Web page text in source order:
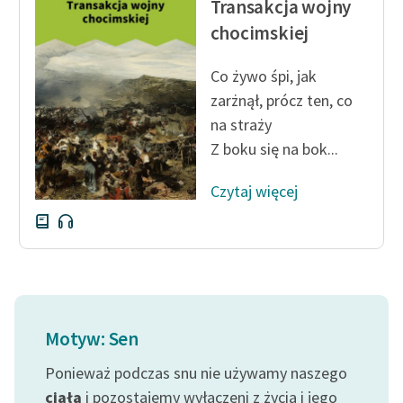
Ręce pełne poezji
Kolekcje edukacyjne
twórców przechodzących
do domeny publicznej,
lektur szkolnych oraz
Starego Testamentu
Odkurzamy bohaterów
Szkoła Poezji Wolnych
Lektur
Kontakt
O projekcie
Zespół
Transakcja wojny
chocimskiej
Co żywo śpi, jak
zarżnął, prócz ten, co
na straży
Z boku się na bok...
Czytaj więcej
Motyw: Sen
Ponieważ podczas snu nie używamy naszego
ciała i pozostajemy wyłączeni z życia i jego